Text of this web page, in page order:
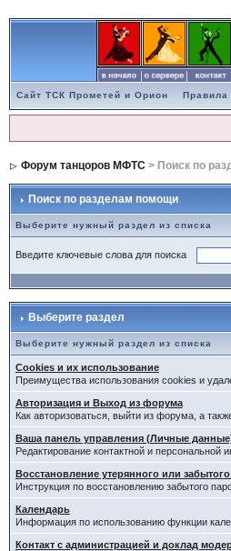
Сайт ТСК Прометей и Орион
Форум танцоров МФТС> Поиск по
Поиск по разделам помощи
Выберите нужный раздел из списка
Введите ключевые слова для поиска
Выберите раздел
Выберите нужный раздел из списка
Cookies и их использование
Преимущества использования cookies и
Авторизация и Выход из форума
Как авторизоваться, выйти из форума, а
Ваша панель управления (Личные
Редактирование контактной и
Восстановление утерянного или
Инструкция по восстановлению забытого
Календарь
Информация по использованию функции
Контакт с администрацией и доклад